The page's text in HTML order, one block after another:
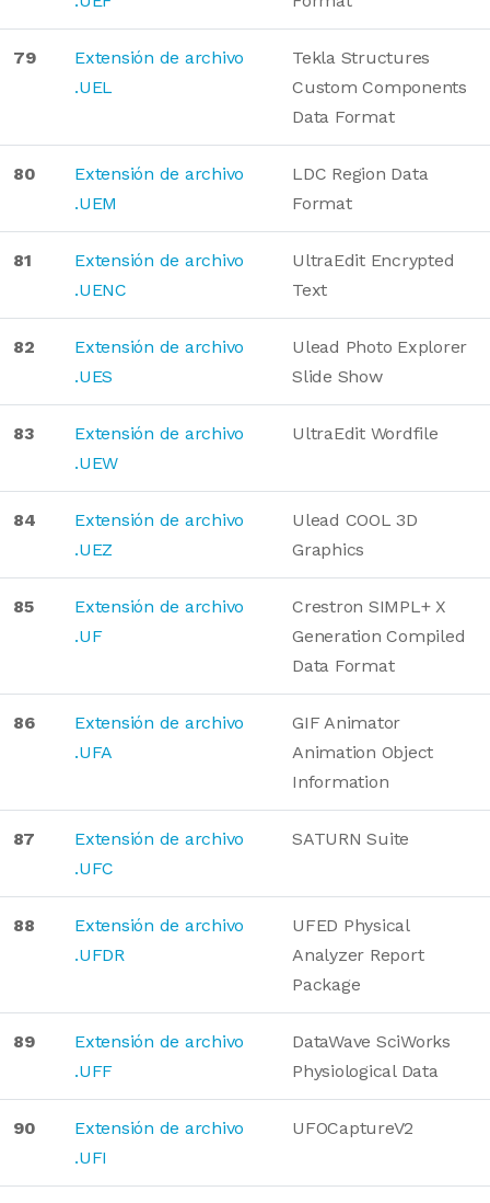
79
Extensión de archivo
.UEL
Tekla Structures
Custom Components
Data Format
80
Extensión de archivo
.UEM
LDC Region Data
Format
81
Extensión de archivo
.UENC
UltraEdit Encrypted
Text
82
Extensión de archivo
.UES
Ulead Photo Explorer
Slide Show
83
Extensión de archivo
.UEW
UltraEdit Wordfile
84
Extensión de archivo
.UEZ
Ulead COOL 3D
Graphics
85
Extensión de archivo
.UF
Crestron SIMPL+ X
Generation Compiled
Data Format
86
Extensión de archivo
.UFA
GIF Animator
Animation Object
Information
87
Extensión de archivo
.UFC
SATURN Suite
88
Extensión de archivo
.UFDR
UFED Physical
Analyzer Report
Package
89
Extensión de archivo
.UFF
DataWave SciWorks
Physiological Data
90
Extensión de archivo
.UFI
UFOCaptureV2